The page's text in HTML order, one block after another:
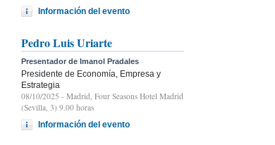
Información del evento
Pedro Luis Uriarte
Presentador de Imanol Pradales
Presidente de Economía, Empresa y
Estrategia
08/10/2025 - Madrid, Four Seasons Hotel Madrid
(Sevilla, 3) 9.00 horas
Información del evento